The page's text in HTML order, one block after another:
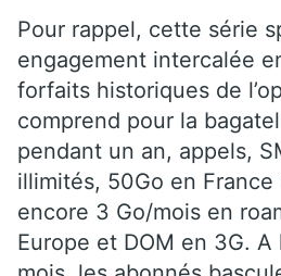
Pour rappel, cette série
engagement intercalée
forfaits historiques de
comprend pour la
pendant un an, appels,
illimités, 50Go en
encore 3 Go/mois en
Europe et DOM en 3G. A